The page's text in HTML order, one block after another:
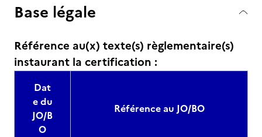
Base légale
Référence au(x) texte(s) règlementaire(s)
instaurant la certification :
Dat
e du
JO/B
O
Référence au JO/BO